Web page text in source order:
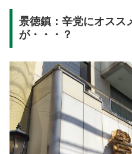
景徳鎮：辛党にオスス
が・・・？